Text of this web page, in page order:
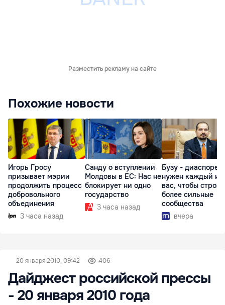
Разместить рекламу на сайте
Похожие новости
Игорь Гросу
призывает мэрии
продолжить процесс
добровольного
объединения
3 часа назад
Санду о вступлении
Молдовы в ЕС: Нас не
блокирует ни одно
государство
3 часа назад
Бузу - диаспоре:
нужен каждый из
вас, чтобы
более сильные
сообщества
вчера
20 января 2010, 09:42 406
Дайджест российской прессы
- 20 января 2010 года